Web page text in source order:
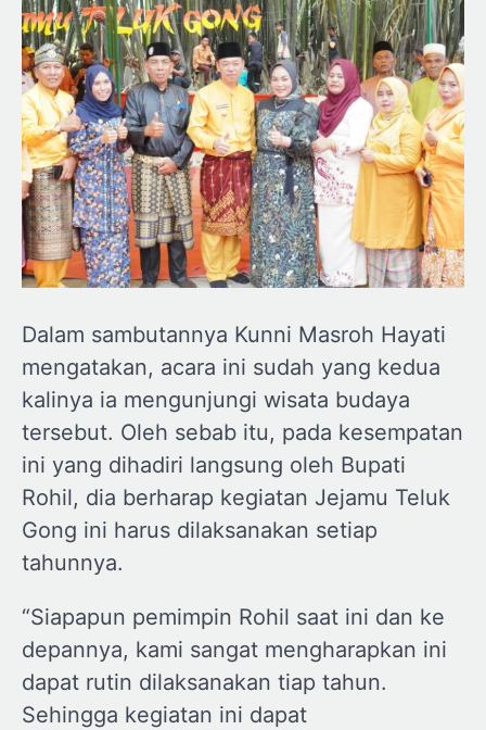
Dalam sambutannya Kunni Masroh Hayati
mengatakan, acara ini sudah yang kedua
kalinya ia mengunjungi wisata budaya
tersebut. Oleh sebab itu, pada kesempatan
ini yang dihadiri langsung oleh Bupati
Rohil, dia berharap kegiatan Jejamu Teluk
Gong ini harus dilaksanakan setiap
tahunnya.
“Siapapun pemimpin Rohil saat ini dan ke
depannya, kami sangat mengharapkan ini
dapat rutin dilaksanakan tiap tahun.
Sehingga kegiatan ini dapat